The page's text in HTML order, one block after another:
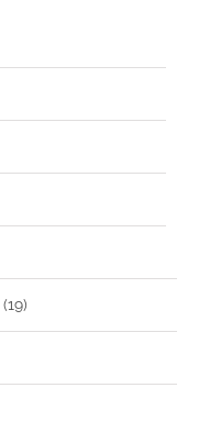
(19)